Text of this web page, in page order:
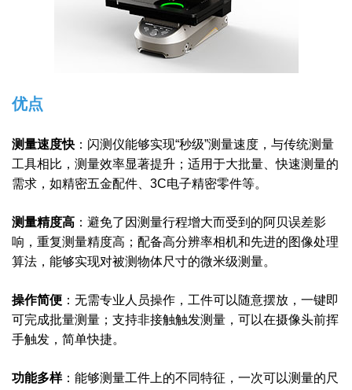
优点
测量速度快 ： 闪测仪能够实现“秒级”测量速度，与传统测量
工具相比，测量效率显著提升； 适用于大批量、快速测量的
需求，如精密五金配件、3C电子精密零件等。
测量精度高 ： 避免了因测量行程增大而受到的阿贝误差影
响，重复测量精度高； 配备高分辨率相机和先进的图像处理
算法，能够实现对被测物体尺寸的微米级测量。
操作简便 ： 无需专业人员操作，工件可以随意摆放，一键即
可完成批量测量； 支持非接触触发测量，可以在摄像头前挥
手触发，简单快捷。
功能多样： 能够测量工件上的不同特征，一次可以测量的尺